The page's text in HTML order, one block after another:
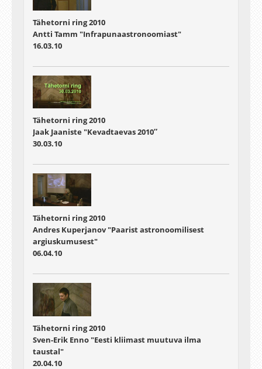
Tähetorni ring 2010
Antti Tamm "Infrapunaastronoomiast"
16.03.10
Tähetorni ring 2010
Jaak Jaaniste "Kevadtaevas 2010″
30.03.10
Tähetorni ring 2010
Andres Kuperjanov "Paarist astronoomilisest
argiuskumusest"
06.04.10
Tähetorni ring 2010
Sven-Erik Enno "Eesti kliimast muutuva ilma
taustal"
20.04.10